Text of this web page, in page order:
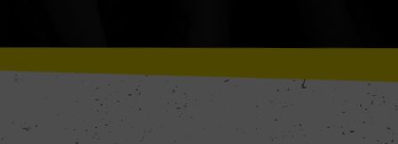
Confirmar tus preferencias
Respetamos tu privacidad, por lo que puedes escoger no
permitirnos usar las cookies dirigidas y análiticas navegando
tan solo con las estrictamente necesarias. Sin embargo, tu